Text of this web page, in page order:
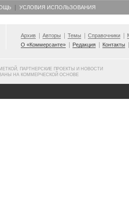
УСЛОВИЯ ИСПОЛЬЗОВАНИЯ
Архив Авторы Темы Справочники
О «Коммерсанте»
Редакция Контакты
ПАРТНЕРСКИЕ ПРОЕКТЫ И НОВОСТИ
НА КОММЕРЧЕСКОЙ ОСНОВЕ